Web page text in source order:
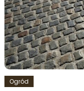
Ogród